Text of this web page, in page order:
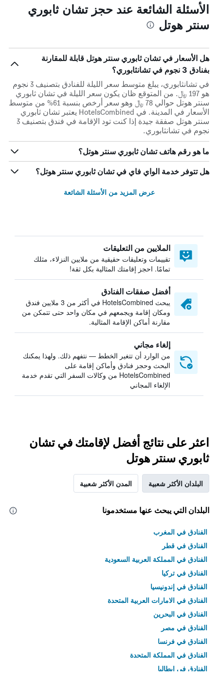
الأسئلة الشائعة عند حجز تشان ثابوري
سنتر هوتل
هل الأسعار في تشان ثابوري سنتر هوتل قابلة للمقارنة
بفنادق 3 نجوم في تشانثابوري؟
في تشانثابوري، يبلغ متوسط ​​سعر الليلة للفنادق بتصنيف 3 نجوم
هو 197 ﷼. من المتوقع ظان يكون سعر الليلة في تشان ثابوري
سنتر هوتل حوالي 78 ﷼ وهو سعر أرخص بنسبة 61% من متوسط
الأسعار في المدينة. في HotelsCombined يعتبر تشان ثابوري
سنتر هوتل صفقة جيدة إذا كنت تود الإقامة في فندق بتصنيف 3
نجوم في تشانثابوري.
ما هو رقم هاتف تشان ثابوري سنتر هوتل؟
هل تتوفر خدمة الواي فاي في تشان ثابوري سنتر هوتل؟
عرض المزيد من الأسئلة الشائعة
الملايين من التعليقات
تقييمات وتعليقات حقيقية من ملايين النزلاء، مثلك
تمامًا. احجز إقامتك المثالية بكل ثقة!
أفضل صفقات الفنادق
يبحث HotelsCombined في أكثر من 3 ملايين فندق
ومكان إقامة ويجمعهم في مكان واحد حتى تتمكن من
مقارنة أماكن الإقامة المثالية.
إلغاء مجاني
من الوارد أن تتغير الخطط — نتفهم ذلك. ولهذا يمكنك
البحث وحجز فنادق وأماكن إقامة على
HotelsCombined من وكالات السفر التي تقدم خدمة
الإلغاء المجاني
اعثر على نتائج أفضل لإقامتك في تشان
ثابوري سنتر هوتل
البلدان الأكثر شعبية المدن الأكثر شعبية
البلدان التي يبحث عنها مستخدمونا
الفنادق في المغرب
الفنادق في قطر
الفنادق في المملكة العربية السعودية
الفنادق في تركيا
الفنادق في إندونيسيا
الفنادق في الامارات العربية المتحدة
الفنادق في البحرين
الفنادق في مصر
الفنادق في فرنسا
الفنادق في المملكة المتحدة
الفنادق في إيطاليا